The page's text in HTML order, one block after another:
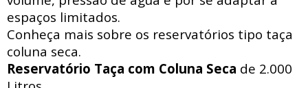
espaços limitados.
Conheça mais sobre os reservatórios tipo taça
coluna seca.
Reservatório Taça com Coluna Seca de 2.000